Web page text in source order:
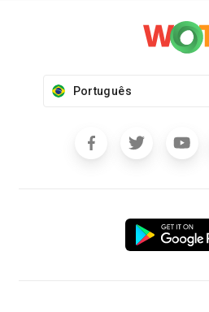
Português